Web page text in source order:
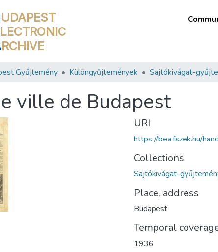
UDAPEST
LECTRONIC
RCHIVE
Gyűjtemény Különgyűjtemények Sajtókivágat-
ville de Budapest
URI
https://bea.fszek.hu/
Collections
Sajtókivágat-
Place, address
Budapest
Temporal
1936